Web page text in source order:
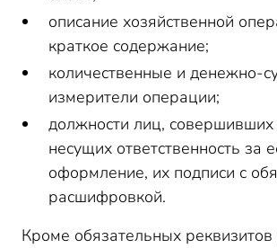
описание хозяйственной
краткое содержание;
количественные и денежно-
измерители операции;
должности лиц,
несущих ответственность за
оформление, их подписи с
расшифровкой.
Кроме обязательных